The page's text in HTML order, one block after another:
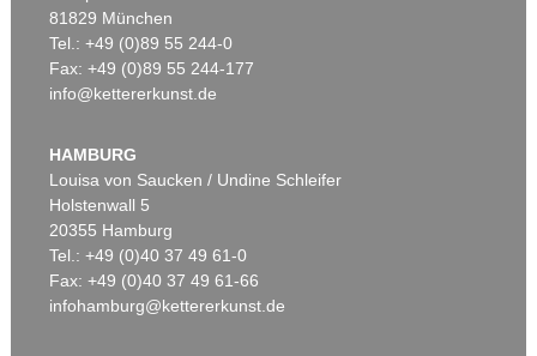
Auktion 520 - Lot 337
Ergebnis:€ 2.185.000
81829 München
Tel.: +49 (0)89 55 244-0
Fax: +49 (0)89 55 244-177
info@kettererkunst.de
HAMBURG
Louisa von Saucken / Undine Schleifer
Holstenwall 5
20355 Hamburg
Tel.: +49 (0)40 37 49 61-0
Fax: +49 (0)40 37 49 61-66
infohamburg@kettererkunst.de